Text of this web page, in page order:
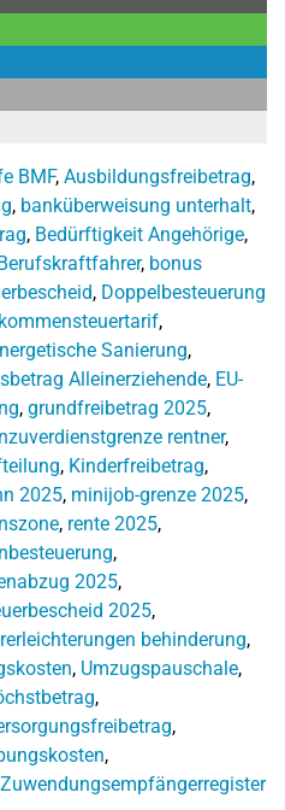
BMF, Ausbildungsfreibetrag,
, banküberweisung unterhalt,
, Bedürftigkeit Angehörige,
, bonus
, Doppelbesteuerung
,
Sanierung,
Alleinerziehende, EU-
, grundfreibetrag 2025,
rentner,
, Kinderfreibetrag,
2025, minijob-grenze 2025,
, rente 2025,
,
2025,
2025,
behinderung,
, Umzugspauschale,
,
,
,
Zuwendungsempfängerregister